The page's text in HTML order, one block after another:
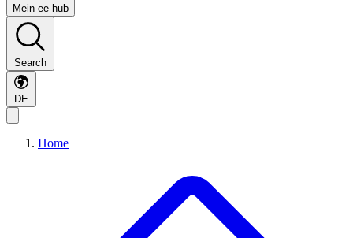
Mein ee-hub
Search
DE
Home